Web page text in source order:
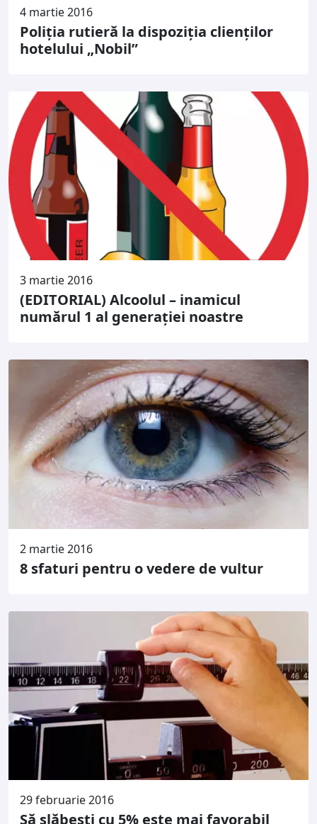
4 martie 2016
Poliția rutieră la dispoziția clienților
hotelului „Nobil”
3 martie 2016
(EDITORIAL) Alcoolul – inamicul
numărul 1 al generației noastre
2 martie 2016
8 sfaturi pentru o vedere de vultur
29 februarie 2016
Să slăbești cu 5% este mai favorabil